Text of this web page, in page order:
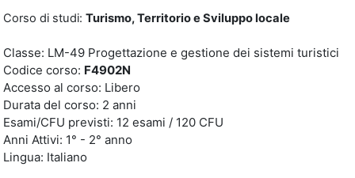
Corso di studi: Turismo, Territorio e Sviluppo locale
Classe: LM-49 Progettazione e gestione dei sistemi turistici
Codice corso: F4902N
Accesso al corso: Libero
Durata del corso: 2 anni
Esami/CFU previsti: 12 esami / 120 CFU
Anni Attivi: 1° - 2° anno
Lingua: Italiano